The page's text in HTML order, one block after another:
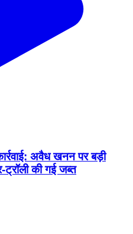
अवैध खनन पर बड़ी
की गई जब्त